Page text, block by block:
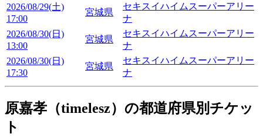
2026/08/29(土)
17:00
宮城県
セキスイハイムスーパーアリー
ナ
2026/08/30(日)
13:00
宮城県
セキスイハイムスーパーアリー
ナ
2026/08/30(日)
17:30
宮城県
セキスイハイムスーパーアリー
ナ
原嘉孝（timelesz）の都道府県別チケッ
ト